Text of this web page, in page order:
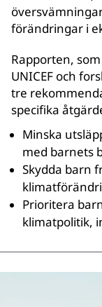
förändringar i
Rapporten,
UNICEF och
tre
specifika
Minska
med barnets
Skydda barn
Prioritera
klimatpolitik,